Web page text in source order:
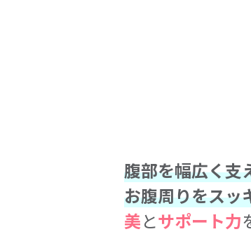
腹部を幅広く支
お腹周りをスッ
美とサポート力